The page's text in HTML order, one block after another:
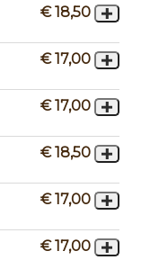
€ 18,50
€ 17,00
€ 17,00
€ 18,50
€ 17,00
€ 17,00